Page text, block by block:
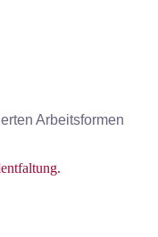
Arbeitsformen